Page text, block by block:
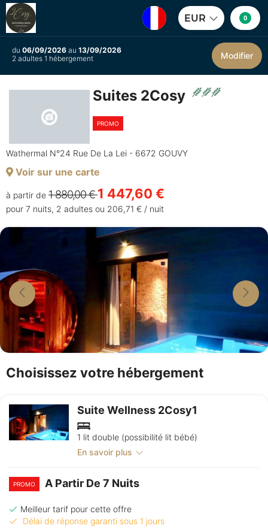
EUR 0
du 06/09/2026 au 13/09/2026
2 adultes 1 hébergement
Modifier
Suites 2Cosy
PROMO
Wathermal N°24 Rue De La Lei - 6672 GOUVY
Voir sur une carte
à partir de 1 880,00 €1 447,60 €
pour 7 nuits, 2 adultes ou 206,71 € / nuit
Choisissez votre hébergement
Suite Wellness 2Cosy1
1 lit double (possibilité lit bébé)
En savoir plus
PROMO A Partir De 7 Nuits
Meilleur tarif pour cette offre
Délai de réponse garanti sous 1 jours